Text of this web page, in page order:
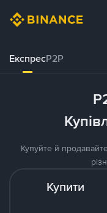
ЕкспресP2P
Купуйте й
Купити